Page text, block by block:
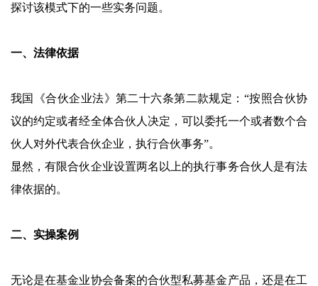
探讨该模式下的一些实务问题。
一、法律依据
我国《合伙企业法》第二十六条第二款规定：“按照合伙协
议的约定或者经全体合伙人决定，可以委托一个或者数个合
伙人对外代表合伙企业，执行合伙事务”。
显然，有限合伙企业设置两名以上的执行事务合伙人是有法
律依据的。
二、实操案例
无论是在基金业协会备案的合伙型私募基金产品，还是在工